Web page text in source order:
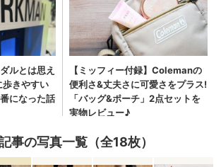
事の写真一覧（全18枚）